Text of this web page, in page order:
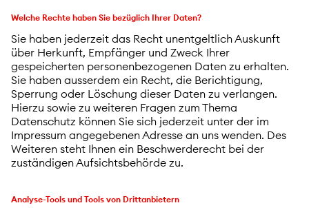
Welche Rechte haben Sie bezüglich Ihrer Daten?
Sie haben jederzeit das Recht unentgeltlich Auskunft
über Herkunft, Empfänger und Zweck Ihrer
gespeicherten personenbezogenen Daten zu erhalten.
Sie haben ausserdem ein Recht, die Berichtigung,
Sperrung oder Löschung dieser Daten zu verlangen.
Hierzu sowie zu weiteren Fragen zum Thema
Datenschutz können Sie sich jederzeit unter der im
Impressum angegebenen Adresse an uns wenden. Des
Weiteren steht Ihnen ein Beschwerderecht bei der
zuständigen Aufsichtsbehörde zu.
Analyse-Tools und Tools von Drittanbietern